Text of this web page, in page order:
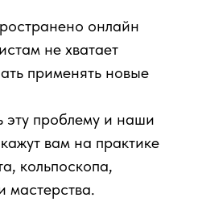
онлайн
не хватает
применять новые
проблему и наши
вам на практике
кольпоскопа,
мастерства.